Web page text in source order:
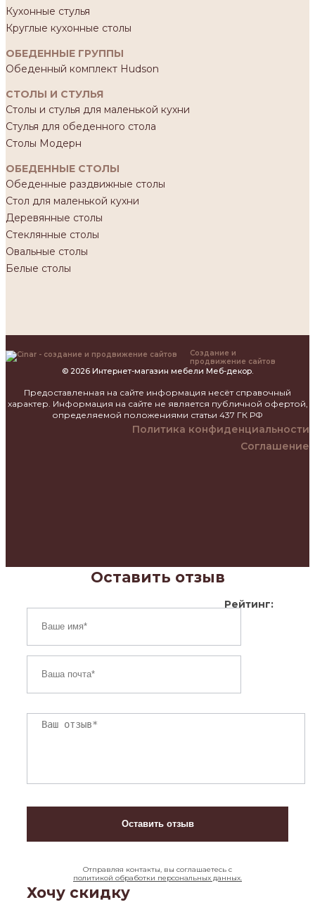
Кухонные стулья
Круглые кухонные столы
ОБЕДЕННЫЕ ГРУППЫ
Обеденный комплект Hudson
СТОЛЫ И СТУЛЬЯ
Столы и стулья для маленькой кухни
Стулья для обеденного стола
Столы Модерн
ОБЕДЕННЫЕ СТОЛЫ
Обеденные раздвижные столы
Стол для маленькой кухни
Деревянные столы
Стеклянные столы
Овальные столы
Белые столы
Создание и
продвижение сайтов
© 2026 Интернет-магазин мебели Меб-декор.
Предоставленная на сайте информация несёт справочный
характер. Информация на сайте не является публичной офертой,
определяемой положениями статьи 437 ГК РФ
Политика конфиденциальности
Соглашение
Оставить отзыв
Рейтинг:
Отправляя контакты, вы соглашаетесь с
политикой обработки персональных данных.
Хочу скидку